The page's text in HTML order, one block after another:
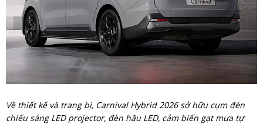
Về thiết kế và trang bị, Carnival Hybrid 2026 sở hữu cụm đèn
chiếu sáng LED projector, đèn hậu LED, cảm biến gạt mưa tự